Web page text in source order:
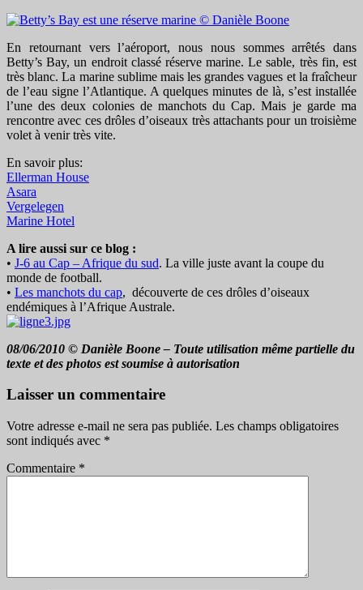
En retournant vers l’aéroport, nous nous sommes arrêtés dans
Betty’s Bay, un endroit classé réserve marine. Le sable, très fin, est
très blanc. La marine sublime mais les grandes vagues et la fraîcheur
de l’eau signe l’Atlantique. A quelques minutes de là, s’est installée
l’une des deux colonies de manchots du Cap. Mais je garde ma
rencontre avec ces drôles d’oiseaux très attachants pour un troisième
volet à venir très vite.
En savoir plus:
Ellerman House
Asara
Vergelegen
Marine Hotel
A lire aussi sur ce blog :
• J-6 au Cap – Afrique du sud. La ville juste avant la coupe du
monde de football.
• Les manchots du cap, découverte de ces drôles d’oiseaux
endémiques à l’Afrique Australe.
08/06/2010 © Danièle Boone – Toute utilisation même partielle du
texte et des photos est soumise à autorisation
Laisser un commentaire
Votre adresse e-mail ne sera pas publiée. Les champs obligatoires
sont indiqués avec *
Commentaire *